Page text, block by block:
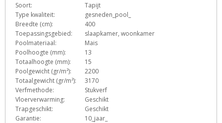
Soort:
Tapijt
Type kwaliteit:
gesneden_pool_
Breedte (cm):
400
Toepassingsgebied:
slaapkamer, woonkamer
Poolmateriaal:
Mais
Poolhoogte (mm):
13
Totaalhoogte (mm):
15
Poolgewicht (gr/m²):
2200
Totaalgewicht (gr/m²):
3170
Verfmethode:
Stukverf
Vloerverwarming:
Geschikt
Trapgeschikt:
Geschikt
Garantie:
10_jaar_
D eF
TZ